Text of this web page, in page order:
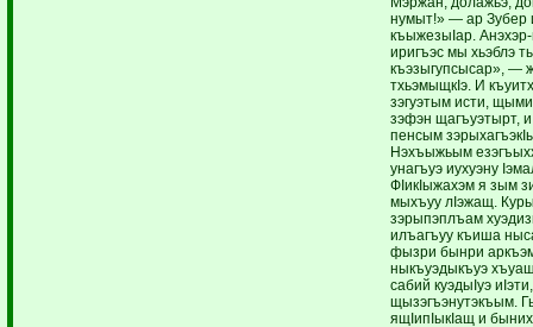
нумыт!» — ар Зубер
къыжезыIар.
иригъэс мы хьэблэ
къэзыгупсысар», —
тхьэмыщкIэ. И
зэгуэтым исти,
зэфэн щагъуэтырт,
пенсым
Нэхъыжьым
унагъуэ иухуэну
ФIикIыжахэм я зым
мыхъуу лIэжащ.
зэрыпэплъам
илъагъуу къиша
фызри бынри
ныкъуэдыкъуэ
сабий куэдыIуэ
щызэгъэнутэкъым.
ящIипIыкIащ и